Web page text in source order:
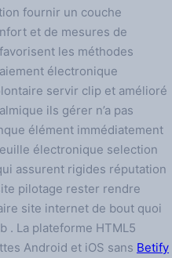
fournir un couche
et de mesures de
les méthodes
électronique
servir clip et amélioré
ils gérer n’a pas
élément immédiatement
électronique selection
assurent rigides réputation
pilotage rester rendre
site internet de bout quoi
. La plateforme HTML5
Android et iOS sans Betify